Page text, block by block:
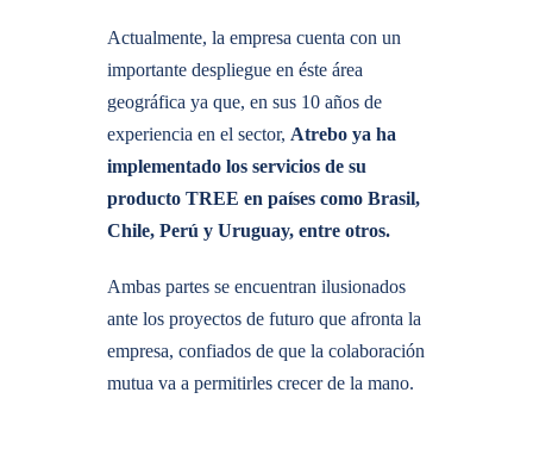
Actualmente, la empresa cuenta con un
importante despliegue en éste área
geográfica ya que, en sus 10 años de
experiencia en el sector, Atrebo ya ha
implementado los servicios de su
producto TREE en países como Brasil,
Chile, Perú y Uruguay, entre otros.
Ambas partes se encuentran ilusionados
ante los proyectos de futuro que afronta la
empresa, confiados de que la colaboración
mutua va a permitirles crecer de la mano.